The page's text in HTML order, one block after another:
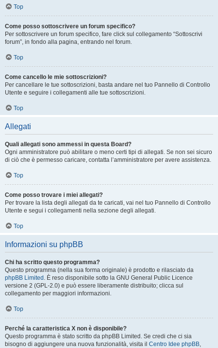
Top
Come posso sottoscrivere un forum specifico?
Per sottoscrivere un forum specifico, fare click sul collegamento “Sottoscrivi
forum”, in fondo alla pagina, entrando nel forum.
Top
Come cancello le mie sottoscrizioni?
Per cancellare le tue sottoscrizioni, basta andare nel tuo Pannello di Controllo
Utente e seguire i collegamenti alle tue sottoscrizioni.
Top
Allegati
Quali allegati sono ammessi in questa Board?
Ogni amministratore può abilitare o meno certi tipi di allegati. Se non sei sicuro
di ciò che è permesso caricare, contatta l’amministratore per avere assistenza.
Top
Come posso trovare i miei allegati?
Per trovare la lista degli allegati da te caricati, vai nel tuo Pannello di Controllo
Utente e segui i collegamenti nella sezione degli allegati.
Top
Informazioni su phpBB
Chi ha scritto questo programma?
Questo programma (nella sua forma originale) è prodotto e rilasciato da
phpBB Limited . È reso disponibile sotto la GNU General Public Licence
versione 2 (GPL-2.0) e può essere liberamente distribuito; clicca sul
collegamento per maggiori informazioni.
Top
Perché la caratteristica X non è disponibile?
Questo programma è stato scritto da phpBB Limited. Se credi che ci sia
bisogno di aggiungere una nuova funzionalità, visita il Centro Idee phpBB,